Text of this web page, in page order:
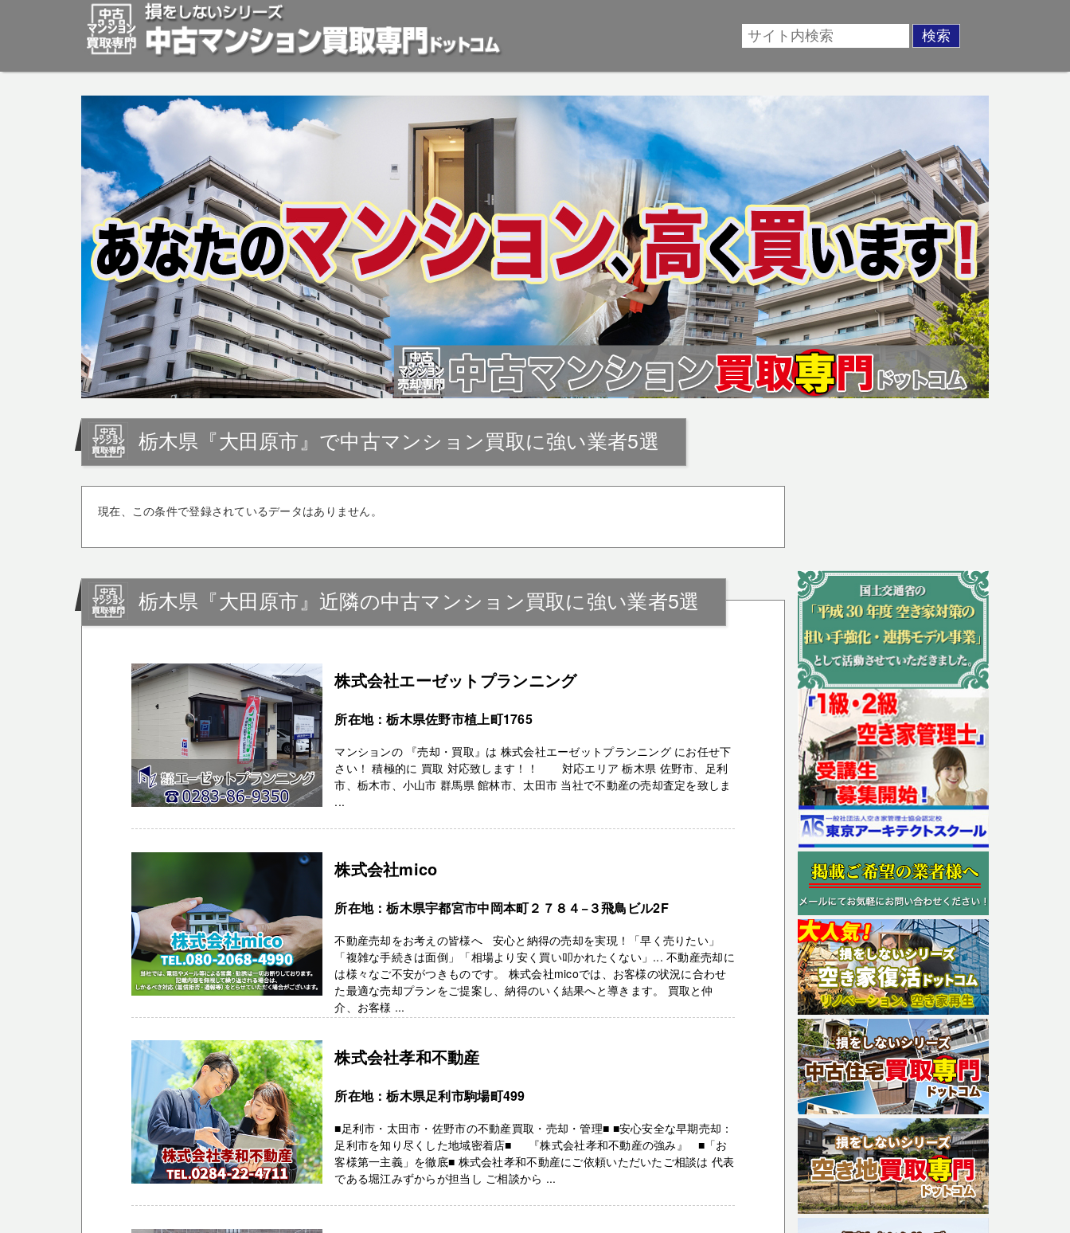
栃木県『大田原市』で中古マンション買取に強い業者5選
現在、この条件で登録されているデータはありません。
栃木県『大田原市』近隣の中古マンション買取に強い業者5選
株式会社エーゼットプランニング
所在地：栃木県佐野市植上町1765
マンションの 『売却・買取』は 株式会社エーゼットプランニング にお任せ下
さい！ 積極的に 買取 対応致します！！ 対応エリア 栃木県 佐野市、足利
市、栃木市、小山市 群馬県 館林市、太田市 当社で不動産の売却査定を致しま
...
株式会社mico
所在地：栃木県宇都宮市中岡本町２７８４−３飛鳥ビル2F
不動産売却をお考えの皆様へ 安心と納得の売却を実現！「早く売りたい」
「複雑な手続きは面倒」「相場より安く買い叩かれたくない」... 不動産売却に
は様々なご不安がつきものです。 株式会社micoでは、お客様の状況に合わせ
た最適な売却プランをご提案し、納得のいく結果へと導きます。 買取と仲
介、お客様 ...
株式会社孝和不動産
所在地：栃木県足利市駒場町499
■足利市・太田市・佐野市の不動産買取・売却・管理■ ■安心安全な早期売却：
足利市を知り尽くした地域密着店■ 『株式会社孝和不動産の強み』 ■「お
客様第一主義」を徹底■ 株式会社孝和不動産にご依頼いただいたご相談は 代表
である堀江みずからが担当し ご相談から ...